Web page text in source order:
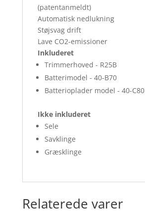
(patentanmeldt)
Automatisk nedlukning
Støjsvag drift
Lave CO2-emissioner
Inkluderet
Trimmerhoved - R25B
Batterimodel - 40-B70
Batterioplader model - 40-C80
Ikke inkluderet
Sele
Savklinge
Græsklinge
Relaterede varer